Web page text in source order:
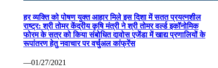
हर व्यक्ति को पोषण युक्त आहार मिले इस दिशा में सतत प्रयत्नशील
राष्ट्र: श्री तोमर केंद्रीय कृषि मंत्री ने श्री तोमर वर्ल्ड इकॉनोमिक
फोरम के सत्र को किया संबोधित दावोस एजेंडा में खाद्य प्रणालियों के
रूपांतरण हेतु नवाचार पर वर्चुअल कांफ्रेंस
—01/27/2021